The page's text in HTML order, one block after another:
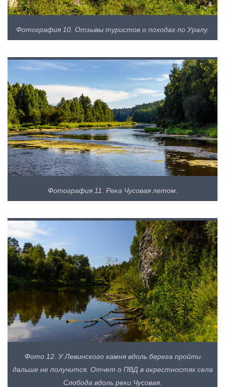
Фотография 10. Отзывы туристов о походах по Уралу.
Фотография 11. Река Чусовая летом.
Фото 12. У Левинского камня вдоль берега пройти
дальше не получится. Отчет о ПВД в окрестностях села
Слобода вдоль реки Чусовая.